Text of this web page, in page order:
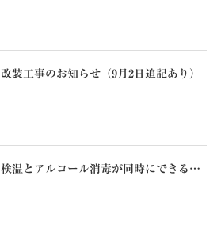
改装工事のお知らせ（9月2日追記あり）
検温とアルコール消毒が同時にできる…